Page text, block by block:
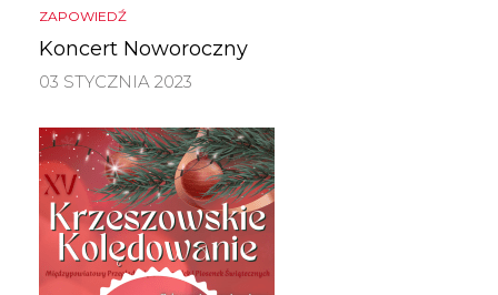
ZAPOWIEDŹ
Koncert Noworoczny
03 STYCZNIA 2023